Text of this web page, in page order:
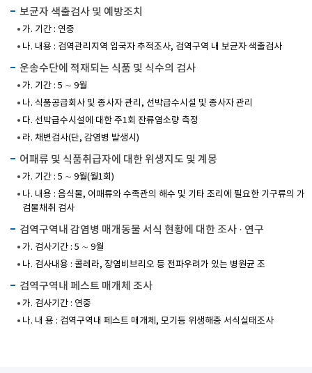
보균자 색출검사 및 예방조치
가. 기간 : 연중
나. 내용 : 검역관리지역 입국자 추적조사, 검역구역 내 보균자 색출검사
운송수단에 적재되는 식품 및 식수의 검사
가. 기간 : 5 ∼ 9월
나. 식품공급회사 및 종사자 관리, 선박급수시설 및 종사자 관리
다. 선박급수시설에 대한 주1회 잔류염소량 측정
라. 채변검사(단, 감염병 발생시)
어패류 및 식품취급자에 대한 위생지도 및 계몽
가. 기간 : 5 ∼ 9월(월1회)
나. 내용 : 음식물, 어패류와 수족관의 해수 및 기타 조리에 필요한 기구류의 가
검물채취 검사
검역구역내 감염병 매개동물 서식 현황에 대한 조사 · 연구
가. 검사기간 : 5 ∼ 9월
나. 검사내용 : 콜레라, 장염비브리오 등 전파우려가 있는 병원균 조
검역구역내 페스트 매개체 조사
가. 검사기간 : 연중
나. 내 용 : 검역구역내 페스트 매개체, 모기등 위생해충 서식실태조사